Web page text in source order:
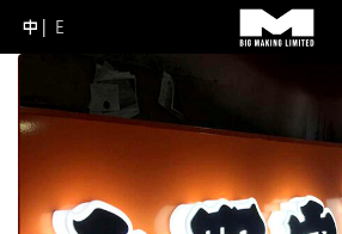
Skip
content
(Press
Enter)
中 E